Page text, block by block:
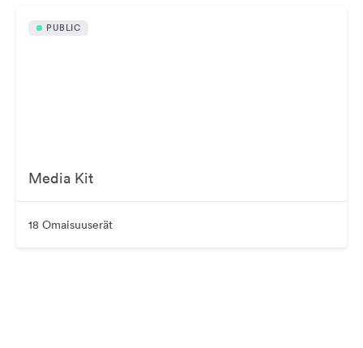
PUBLIC
Media Kit
18 Omaisuuserät